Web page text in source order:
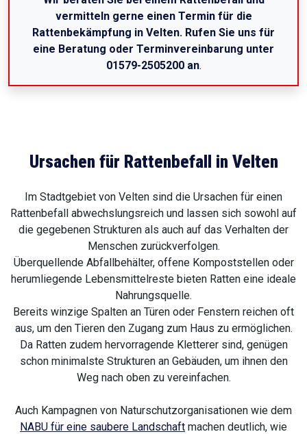
vermitteln gerne einen Termin für die
Rattenbekämpfung in Velten. Rufen Sie uns für
eine Beratung oder Terminvereinbarung unter
01579-2505200 an.
Ursachen für Rattenbefall in Velten
Im Stadtgebiet von Velten sind die Ursachen für einen
Rattenbefall abwechslungsreich und lassen sich sowohl auf
die gegebenen Strukturen als auch auf das Verhalten der
Menschen zurückverfolgen.
Überquellende Abfallbehälter, offene Kompoststellen oder
herumliegende Lebensmittelreste bieten Ratten eine ideale
Nahrungsquelle.
Bereits winzige Spalten an Türen oder Fenstern reichen oft
aus, um den Tieren den Zugang zum Haus zu ermöglichen.
Da Ratten zudem hervorragende Kletterer sind, genügen
schon minimalste Strukturen an Gebäuden, um ihnen den
Weg nach oben zu vereinfachen.
Auch Kampagnen von Naturschutzorganisationen wie dem
NABU für eine saubere Landschaft machen deutlich, wie